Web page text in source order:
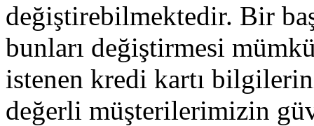
değiştirebilmektedir. Bir
bunları değiştirmesi
istenen kredi kartı
değerli müşterilerimizin